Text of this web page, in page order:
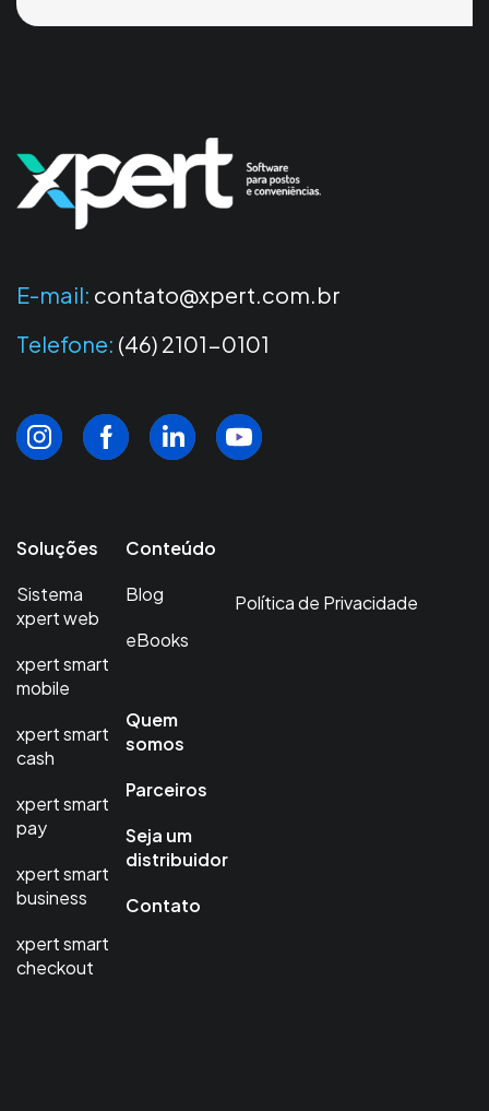
E-mail: contato@xpert.com.br
Telefone: (46) 2101-0101
Soluções
Sistema
xpert web
xpert smart
mobile
xpert smart
cash
xpert smart
pay
xpert smart
business
xpert smart
checkout
Conteúdo
Blog
eBooks
Quem
somos
Parceiros
Seja um
distribuidor
Contato
Política de Privacidade